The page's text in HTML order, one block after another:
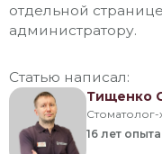
отдельной
администратору.
Статью написал:
Тищенко
16 летопыта